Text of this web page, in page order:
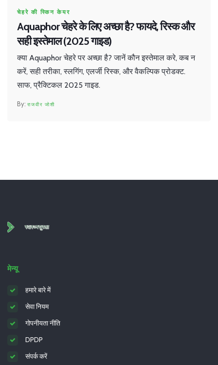
चेहरे की स्किन केयर
Aquaphor चेहरे के लिए अच्छा है? फायदे, रिस्क और
सही इस्तेमाल (2025 गाइड)
क्या Aquaphor चेहरे पर अच्छा है? जानें कौन इस्तेमाल करे, कब न
करें, सही तरीका, स्लगिंग, एलर्जी रिस्क, और वैकल्पिक प्रोडक्ट.
साफ, प्रैक्टिकल 2025 गाइड.
राजवीर जोशी
मेन्यू
हमारे बारे में
सेवा नियम
गोपनीयता नीति
DPDP
संपर्क करें